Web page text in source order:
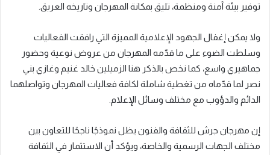
توفير بيئة آمنة ومنظمة، تليق بمكانة المهرجان وتاريخه العريق.
ولا يمكن إغفال الجهود الإعلامية المميزة التي رافقت الفعاليات
وسلطت الضوء على ما قدّمه المهرجان من عروض نوعية وحضور
جماهيري واسع، كما نخص بالذكر هنا الزميلين خالد غنيم وغازي بني
نصر لما قدّماه من تغطية شاملة لكافة فعاليات المهرجان وتواصلهما
الدائم والدؤوب مع مختلف وسائل الإعلام.
إن مهرجان جرش للثقافة والفنون يظل نموذجًا ناجحًا للتعاون بين
مختلف الجهات الرسمية والخاصة، ويؤكد أن الاستثمار في الثقافة